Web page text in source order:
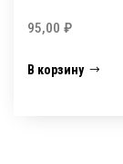
95,00 ₽
В корзину